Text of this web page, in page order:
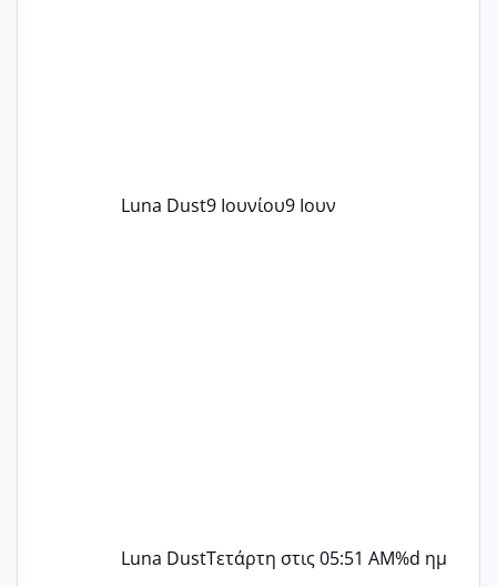
Luna Dust9 Ιουνίου9 Ιουν
Luna DustΤετάρτη στις 05:51 AM%d ημ